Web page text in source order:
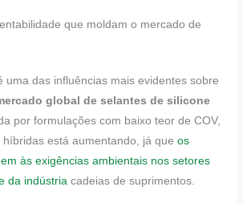
que moldam o mercado de
uma das influências mais evidentes sobre
global de selantes de silicone
por formulações com baixo teor de COV,
está aumentando, já que os
às exigências ambientais nos setores
da indústria cadeias de suprimentos.